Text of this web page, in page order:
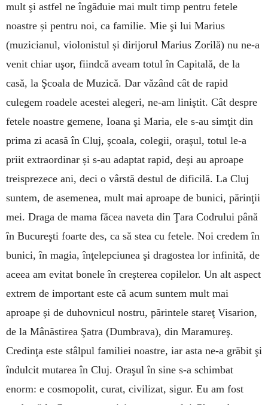
mult şi astfel ne îngăduie mai mult timp pentru fetele
noastre și pentru noi, ca familie. Mie şi lui Marius
(muzicianul, violonistul și dirijorul Marius Zorilă) nu ne-a
venit chiar uşor, fiindcă aveam totul în Capitală, de la
casă, la Şcoala de Muzică. Dar văzând cât de rapid
culegem roadele acestei alegeri, ne-am li­niştit. Cât despre
fetele noastre gemene, Ioana şi Maria, ele s-au simţit din
prima zi acasă în Cluj, şcoala, colegii, oraşul, totul le-a
priit extraordinar și s-au adap­tat rapid, deşi au aproape
treisprezece ani, deci o vârstă des­tul de dificilă. La Cluj
suntem, de asemenea, mult mai aproape de bunici, părinţii
mei. Draga de mama făcea naveta din Ţara Codrului până
în Bucureşti foarte des, ca să stea cu fetele. Noi credem în
bunici, în magia, înţelepciunea şi dragostea lor infinită, de
aceea am evitat bonele în creşterea copilelor. Un alt aspect
extrem de important este că acum suntem mult mai
aproape şi de duhovnicul nostru, părintele stareţ Visarion,
de la Mânăstirea Şatra (Dumbrava), din Ma­ramureş.
Credinţa este stâlpul familiei noastre, iar asta ne-a grăbit şi
îndulcit mutarea în Cluj. Oraşul în sine s-a schimbat
enorm: e cosmopolit, curat, civilizat, sigur. Eu am fost